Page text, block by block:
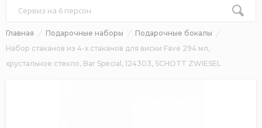
Сервиз на 6 персон
Главная Подарочные наборы
Подарочные бокалы
Набор стаканов из 4-х стаканов для виски Fave 294 мл,
хрустальное стекло, Bar Special, 124303, SCHOTT ZWIESEL